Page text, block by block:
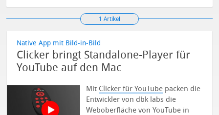
1 Artikel
Native App mit Bild-in-Bild
Clicker bringt Standalone-Player für
YouTube auf den Mac
Mit Clicker für YouTube packen die
Entwickler von dbk labs die
Weboberfläche von YouTube in